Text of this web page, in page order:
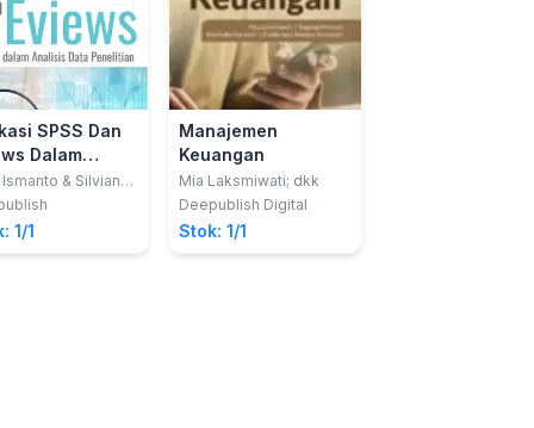
SPSS Dan
Dalam
Data& Silviana
1/1
Manajemen
Keuangan
Mia Laksmiwati; dkk
Deepublish Digital
Stok: 1/1